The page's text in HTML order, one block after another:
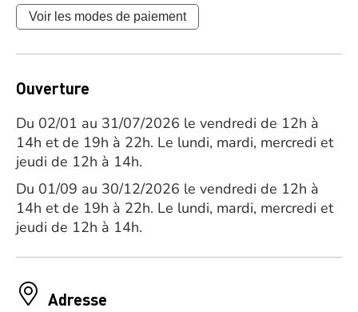
Voir les modes de paiement
Ouverture
Du 02/01 au 31/07/2026 le vendredi de 12h à
14h et de 19h à 22h. Le lundi, mardi, mercredi et
jeudi de 12h à 14h.
Du 01/09 au 30/12/2026 le vendredi de 12h à
14h et de 19h à 22h. Le lundi, mardi, mercredi et
jeudi de 12h à 14h.
Adresse